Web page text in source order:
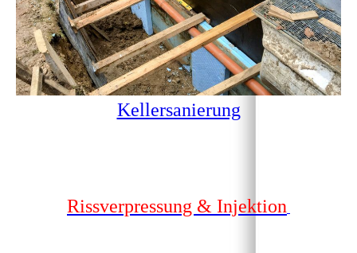
Kellersanierung
Rissverpressung & Injektion